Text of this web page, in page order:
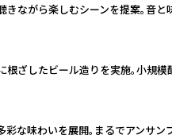
ながら楽しむシーンを提案。音と
ざしたビール造りを実施。小規
な味わいを展開。まるでアンサン